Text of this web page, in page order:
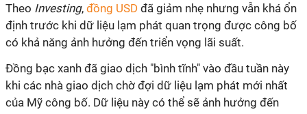
Theo Investing, đồng USD đã giảm nhẹ nhưng vẫn khá ổn
định trước khi dữ liệu lạm phát quan trọng được công bố
có khả năng ảnh hưởng đến triển vọng lãi suất.
Đồng bạc xanh đã giao dịch "bình tĩnh" vào đầu tuần này
khi các nhà giao dịch chờ đợi dữ liệu lạm phát mới nhất
của Mỹ công bố. Dữ liệu này có thể sẽ ảnh hưởng đến